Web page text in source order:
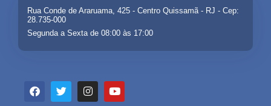
Rua Conde de Araruama, 425 - Centro Quissamã - RJ - Cep:
28.735-000
Segunda a Sexta de 08:00 às 17:00